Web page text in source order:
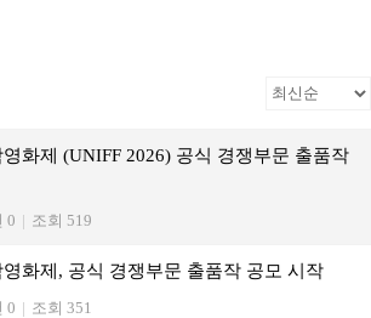
화제 (UNIFF 2026) 공식 경쟁부문 출품작
0 | 조회 519
화제, 공식 경쟁부문 출품작 공모 시작
0 | 조회 351